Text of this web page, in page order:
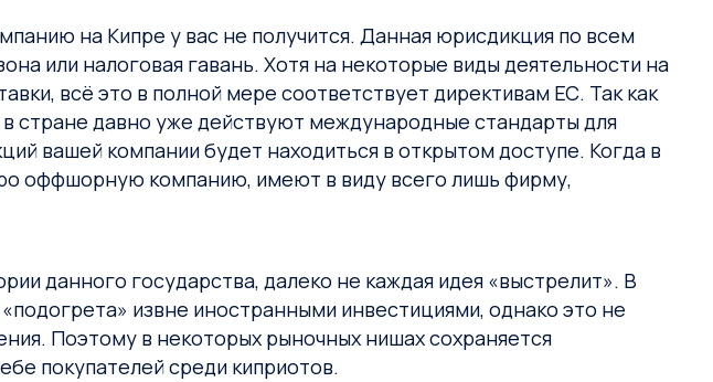
на Кипре у вас не получится. Данная юрисдикция по всем
или налоговая гавань. Хотя на некоторые виды деятельности на
всё это в полной мере соответствует директивам ЕС. Так как
стране давно уже действуют международные стандарты для
вашей компании будет находиться в открытом доступе. Когда в
оффшорную компанию, имеют в виду всего лишь фирму,
данного государства, далеко не каждая идея «выстрелит». В
извне иностранными инвестициями, однако это не
Поэтому в некоторых рыночных нишах сохраняется
покупателей среди киприотов.